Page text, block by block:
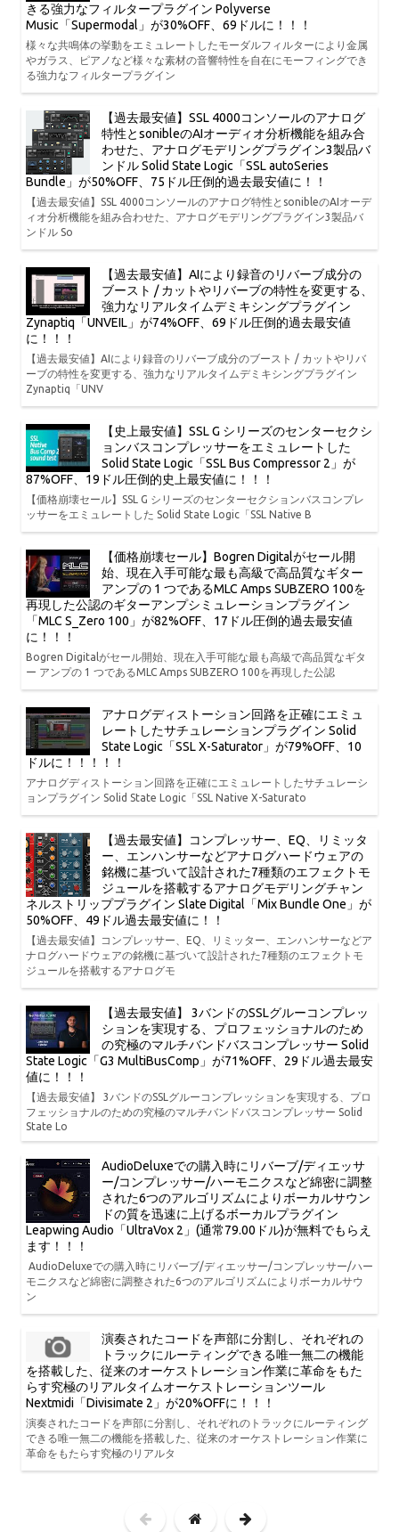
きる強力なフィルタープラグイン Polyverse
Music「Supermodal」が30%OFF、69ドルに！！！
様々な共鳴体の挙動をエミュレートしたモーダルフィルターにより金属
やガラス、ピアノなど様々な素材の音響特性を自在にモーフィングでき
る強力なフィルタープラグイン
【過去最安値】SSL 4000コンソールのアナログ
特性とsonibleのAIオーディオ分析機能を組み合
わせた、アナログモデリングプラグイン3製品バ
ンドル Solid State Logic「SSL autoSeries
Bundle」が50%OFF、75ドル圧倒的過去最安値に！！
【過去最安値】SSL 4000コンソールのアナログ特性とsonibleのAIオーデ
ィオ分析機能を組み合わせた、アナログモデリングプラグイン3製品バ
ンドル So
【過去最安値】AIにより録音のリバーブ成分の
ブースト / カットやリバーブの特性を変更する、
強力なリアルタイムデミキシングプラグイン
Zynaptiq「UNVEIL」が74%OFF、69ドル圧倒的過去最安値
に！！！
【過去最安値】AIにより録音のリバーブ成分のブースト / カットやリバ
ーブの特性を変更する、強力なリアルタイムデミキシングプラグイン
Zynaptiq「UNV
【史上最安値】SSL G シリーズのセンターセクシ
ョンバスコンプレッサーをエミュレートした
Solid State Logic「SSL Bus Compressor 2」が
87%OFF、19ドル圧倒的史上最安値に！！！
【価格崩壊セール】SSL G シリーズのセンターセクションバスコンプレ
ッサーをエミュレートした Solid State Logic「SSL Native B
【価格崩壊セール】Bogren Digitalがセール開
始、現在入手可能な最も高級で高品質なギター
アンプの 1 つであるMLC Amps SUBZERO 100を
再現した公認のギターアンプシミュレーションプラグイン
「MLC S_Zero 100」が82%OFF、17ドル圧倒的過去最安値
に！！！
Bogren Digitalがセール開始、現在入手可能な最も高級で高品質なギタ
ー アンプの 1 つであるMLC Amps SUBZERO 100を再現した公認
アナログディストーション回路を正確にエミュ
レートしたサチュレーションプラグイン Solid
State Logic「SSL X-Saturator」が79%OFF、10
ドルに！！！！！
アナログディストーション回路を正確にエミュレートしたサチュレーシ
ョンプラグイン Solid State Logic「SSL Native X-Saturato
【過去最安値】コンプレッサー、EQ、リミッタ
ー、エンハンサーなどアナログハードウェアの
銘機に基づいて設計された7種類のエフェクトモ
ジュールを搭載するアナログモデリングチャン
ネルストリッププラグイン Slate Digital「Mix Bundle One」が
50%OFF、49ドル過去最安値に！！
【過去最安値】コンプレッサー、EQ、リミッター、エンハンサーなどア
ナログハードウェアの銘機に基づいて設計された7種類のエフェクトモ
ジュールを搭載するアナログモ
【過去最安値】 3バンドのSSLグルーコンプレッ
ションを実現する、プロフェッショナルのため
の究極のマルチバンドバスコンプレッサー Solid
State Logic「G3 MultiBusComp」が71%OFF、29ドル過去最安
値に！！！
【過去最安値】 3バンドのSSLグルーコンプレッションを実現する、プロ
フェッショナルのための究極のマルチバンドバスコンプレッサー Solid
State Lo
AudioDeluxeでの購入時にリバーブ/ディエッサ
ー/コンプレッサー/ハーモニクスなど綿密に調整
された6つのアルゴリズムによりボーカルサウン
ドの質を迅速に上げるボーカルプラグイン
Leapwing Audio「UltraVox 2」(通常79.00ドル)が無料でもらえ
ます！！！
AudioDeluxeでの購入時にリバーブ/ディエッサー/コンプレッサー/ハー
モニクスなど綿密に調整された6つのアルゴリズムによりボーカルサウ
ン
演奏されたコードを声部に分割し、それぞれの
トラックにルーティングできる唯一無二の機能
を搭載した、従来のオーケストレーション作業に革命をもた
らす究極のリアルタイムオーケストレーションツール
Nextmidi「Divisimate 2」が20%OFFに！！！
演奏されたコードを声部に分割し、それぞれのトラックにルーティング
できる唯一無二の機能を搭載した、従来のオーケストレーション作業に
革命をもたらす究極のリアルタ